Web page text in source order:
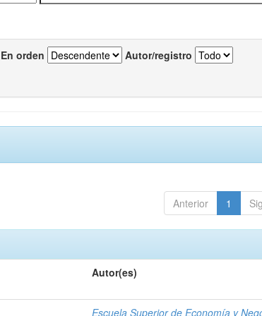
En orden Autor/registro
Anterior 1
Autor(es)
Escuela Superior de Economía y